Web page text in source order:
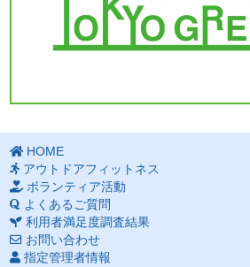
HOME
アウトドアフィットネス
ボランティア活動
よくあるご質問
利用者満足度調査結果
お問い合わせ
指定管理者情報